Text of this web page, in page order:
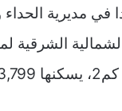
في مديرية الحداء
الشرقية